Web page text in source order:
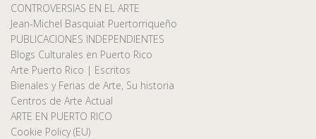
CONTROVERSIAS EN EL ARTE
Jean-Michel Basquiat Puertorriqueño
PUBLICACIONES INDEPENDIENTES
Blogs Culturales en Puerto Rico
Arte Puerto Rico | Escritos
Bienales y Ferias de Arte, Su historia
Centros de Arte Actual
ARTE EN PUERTO RICO
Cookie Policy (EU)